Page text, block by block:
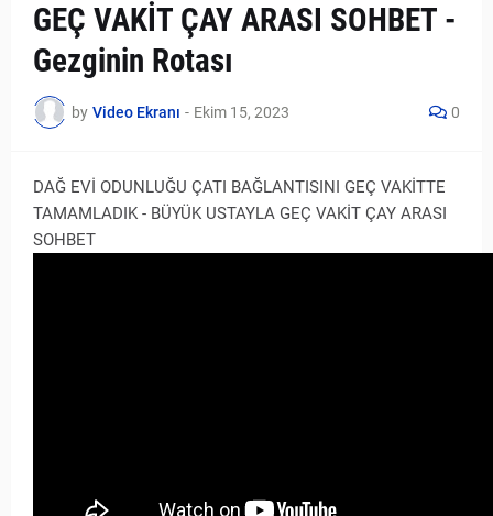
GEÇ VAKİT ÇAY ARASI SOHBET -
Gezginin Rotası
by Video Ekranı - Ekim 15, 2023 0
DAĞ EVİ ODUNLUĞU ÇATI BAĞLANTISINI GEÇ VAKİTTE
TAMAMLADIK - BÜYÜK USTAYLA GEÇ VAKİT ÇAY ARASI
SOHBET